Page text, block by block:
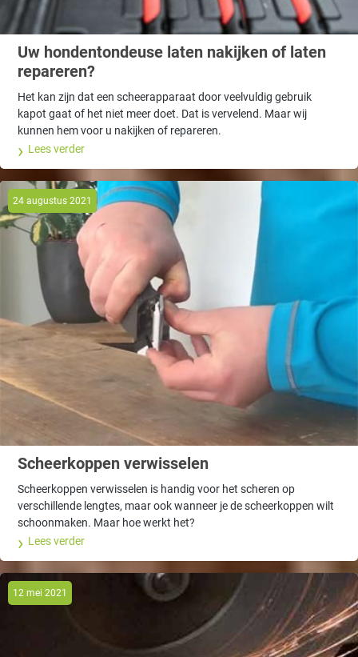
Uw hondentondeuse laten nakijken of laten
repareren?
Het kan zijn dat een scheerapparaat door veelvuldig gebruik
kapot gaat of het niet meer doet. Dat is vervelend. Maar wij
kunnen hem voor u nakijken of repareren.
Lees verder
24 augustus 2021
Scheerkoppen verwisselen
Scheerkoppen verwisselen is handig voor het scheren op
verschillende lengtes, maar ook wanneer je de scheerkoppen wilt
schoonmaken. Maar hoe werkt het?
Lees verder
12 mei 2021